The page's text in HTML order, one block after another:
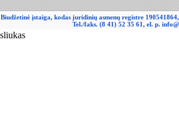
Biudžetinė įstaiga, kodas juridinių asmenų registre
Tel./faks. (8 41) 52 35 61, el. p.